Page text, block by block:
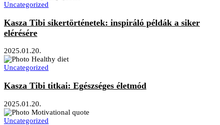
Uncategorized
Kasza Tibi sikertörténetek: inspiráló példák a siker
elérésére
2025.01.20.
Uncategorized
Kasza Tibi titkai: Egészséges életmód
2025.01.20.
Uncategorized